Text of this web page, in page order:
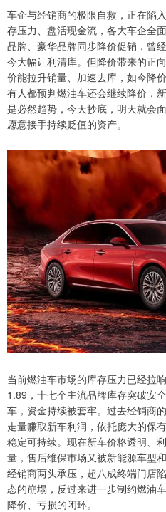
车企与经销商的极限自救，正在陷
存压力、盘活现金流，各大车企全
品牌、豪华品牌同步降价促销，曾
今大幅让利清库。但降价带来的正
价能拉升销量、加速去库，如今降
有人都预判燃油车还会继续降价，
是必然趋势，今天抄底，明天就会
愿意接手持续贬值的资产。
当前燃油车市场的库存压力已经拉
1.89，十七个主流品牌库存突破安
车，资金持续被套牢。过去经销商
走量赚取新车利润，依托庞大的保
稳定可持续。现在新车价格透明、
量，售后维保市场又被新能源车型
经销商两头承压，超八成终端门店
态的崩塌，反过来进一步制约燃油
降价、亏损的闭环。